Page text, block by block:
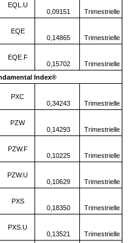
EQL.U
0,09151
Trimestrielle
EQE
0,14865
Trimestrielle
EQE.F
0,15702
Trimestrielle
Index®
PXC
0,34243
Trimestrielle
PZW
0,14293
Trimestrielle
PZW.F
0,10225
Trimestrielle
PZW.U
0,10629
Trimestrielle
PXS
0,18350
Trimestrielle
PXS.U
0,13521
Trimestrielle